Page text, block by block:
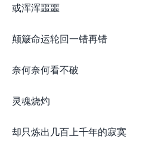
或浑浑噩噩
颠簸命运轮回一错再错
奈何奈何看不破
灵魂烧灼
却只炼出几百上千年的寂寞